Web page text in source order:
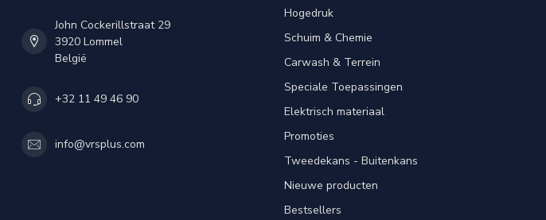
John Cockerillstraat 29
3920 Lommel
België
+32 11 49 46 90
info@vrsplus.com
Hogedruk
Schuim & Chemie
Carwash & Terrein
Speciale Toepassingen
Elektrisch materiaal
Promoties
Tweedekans - Buitenkans
Nieuwe producten
Bestsellers